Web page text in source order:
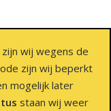
zijn wij wegens de
zijn wij beperkt
mogelijk later
staan wij weer